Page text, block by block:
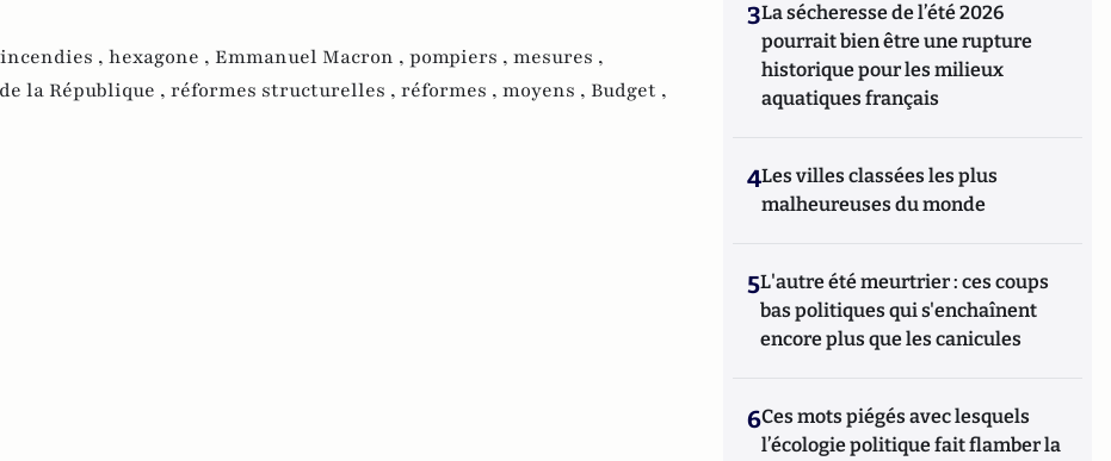
incendies , hexagone , Emmanuel Macron , pompiers , mesures ,
la République , réformes structurelles , réformes , moyens , Budget ,
3La sécheresse de l’été 2026
pourrait bien être une rupture
historique pour les milieux
aquatiques français
4Les villes classées les plus
malheureuses du monde
5L'autre été meurtrier : ces coups
bas politiques qui s'enchaînent
encore plus que les canicules
6Ces mots piégés avec lesquels
l’écologie politique fait flamber la